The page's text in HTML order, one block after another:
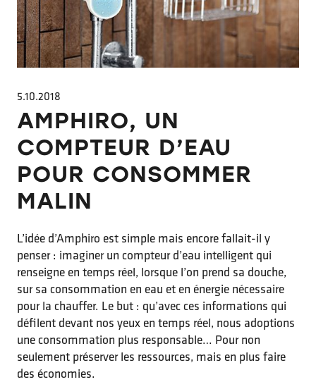
5.10.2018
AMPHIRO, UN
COMPTEUR D’EAU
POUR CONSOMMER
MALIN
L’idée d’Amphiro est simple mais encore fallait-il y
penser : imaginer un compteur d’eau intelligent qui
renseigne en temps réel, lorsque l’on prend sa douche,
sur sa consommation en eau et en énergie nécessaire
pour la chauffer. Le but : qu’avec ces informations qui
défilent devant nos yeux en temps réel, nous adoptions
une consommation plus responsable… Pour non
seulement préserver les ressources, mais en plus faire
des économies.